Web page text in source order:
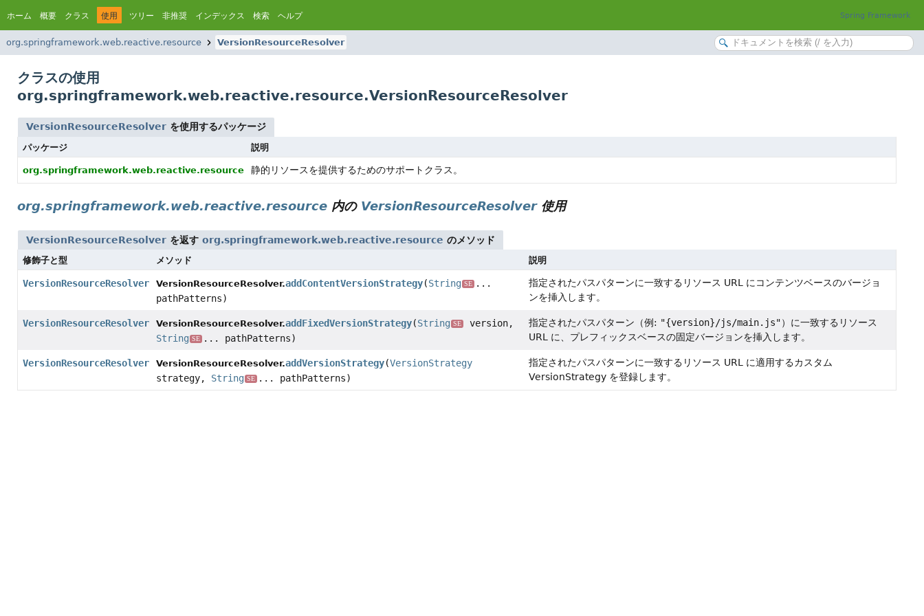
ホーム 概要 クラス 使用 ツリー 非推奨 インデックス 検索 ヘルプ Spring Framework
org.springframework.web.reactive.resource VersionResourceResolver
クラスの使用
org.springframework.web.reactive.resource.VersionResourceResolver
VersionResourceResolver を使用するパッケージ
パッケージ 説明
org.springframework.web.reactive.resource 静的リソースを提供するためのサポートクラス。
org.springframework.web.reactive.resource 内の VersionResourceResolver使用
VersionResourceResolver を返す org.springframework.web.reactive.resource のメソッド
修飾子と型 メソッド 説明
VersionResourceResolver VersionResourceResolver.addContentVersionStrategy(String SE
...
pathPatterns)
指定されたパスパターンに一致するリソース URL にコンテンツベースのバージョ
ンを挿入します。
VersionResourceResolver VersionResourceResolver.addFixedVersionStrategy(String SE
version,
String SE ... pathPatterns)
指定されたパスパターン（例: "{version}/js/main.js"）に一致するリソース
URL に、プレフィックスベースの固定バージョンを挿入します。
VersionResourceResolver VersionResourceResolver.addVersionStrategy(VersionStrategy
strategy, String SE ... pathPatterns)
指定されたパスパターンに一致するリソース URL に適用するカスタム
VersionStrategy を登録します。